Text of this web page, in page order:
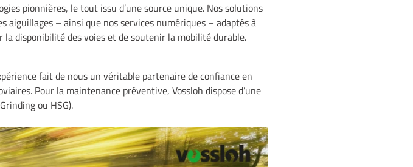
pionnières, le tout issu d’une source unique. Nos solutions
aiguillages – ainsi que nos services numériques – adaptés à
disponibilité des voies et de soutenir la mobilité durable.
fait de nous un véritable partenaire de confiance en
Pour la maintenance préventive, Vossloh dispose d’une
ou HSG).